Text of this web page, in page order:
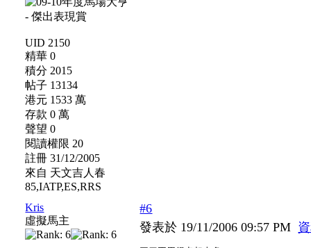
UID 2150
精華 0
積分 2015
帖子 13134
港元 1533 萬
存款 0 萬
聲望 0
閱讀權限 20
註冊 31/12/2005
來自 天文吉人春
85,IATP,ES,RRS
Kris
虛擬馬主
#6
發表於 19/11/2006 09:57 PM